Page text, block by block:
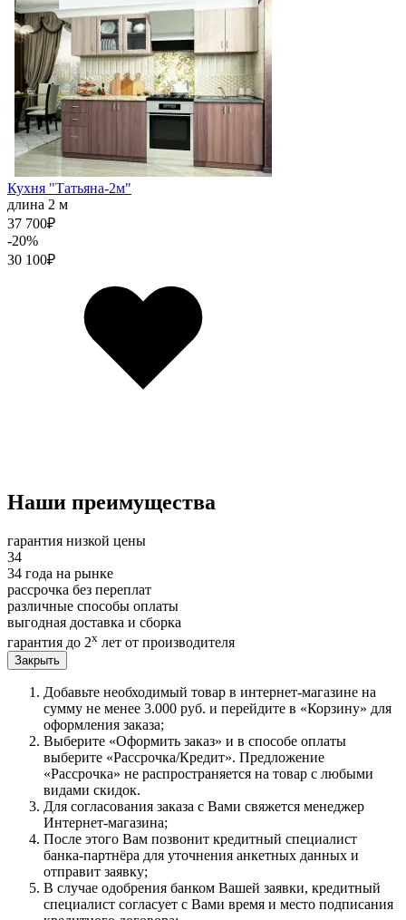
Кухня "Татьяна-2м"
длина 2 м
37 700₽
-20%
30 100₽
Наши преимущества
гарантия низкой цены
34
34 года на рынке
рассрочка без переплат
различные способы оплаты
выгодная доставка и сборка
гарантия до 2х лет от производителя
Закрыть
Добавьте необходимый товар в интернет-магазине на
сумму не менее 3.000 руб. и перейдите в «Корзину» для
оформления заказа;
Выберите «Оформить заказ» и в способе оплаты
выберите «Рассрочка/Кредит». Предложение
«Рассрочка» не распространяется на товар с любыми
видами скидок.
Для согласования заказа с Вами свяжется менеджер
Интернет-магазина;
После этого Вам позвонит кредитный специалист
банка-партнёра для уточнения анкетных данных и
отправит заявку;
В случае одобрения банком Вашей заявки, кредитный
специалист согласует с Вами время и место подписания